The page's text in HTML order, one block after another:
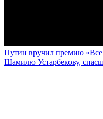
Путин вручил премию
Шамилю Устарбекову,